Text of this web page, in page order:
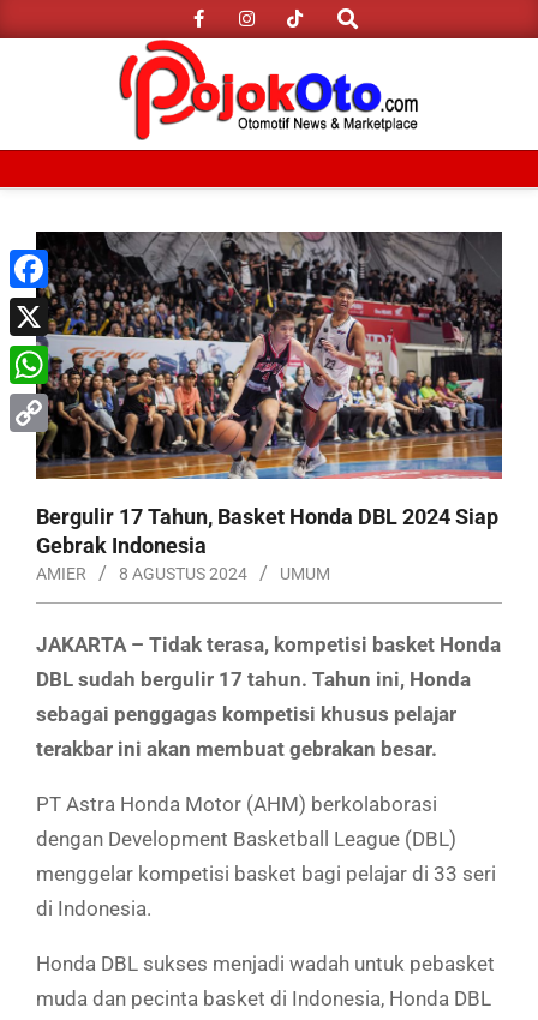
to
Search
Navigation
Menu
Bergulir 17 Tahun, Basket Honda DBL 2024 Siap
Gebrak Indonesia
AMIER 8 AGUSTUS 2024 UMUM
JAKARTA – Tidak terasa, kompetisi basket Honda
DBL sudah bergulir 17 tahun. Tahun ini, Honda
sebagai penggagas kompetisi khusus pelajar
terakbar ini akan membuat gebrakan besar.
PT Astra Honda Motor (AHM) berkolaborasi
dengan Development Basketball League (DBL)
menggelar kompetisi basket bagi pelajar di 33 seri
di Indonesia.
Honda DBL sukses menjadi wadah untuk pebasket
muda dan pecinta basket di Indonesia, Honda DBL
Facebook
X
WhatsApp
Copy